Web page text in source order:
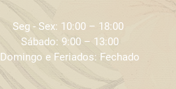
Seg - Sex: 10:00 – 18:00 ​​
Sábado: 9:00 – 13:00
Domingo e Feriados: Fechado